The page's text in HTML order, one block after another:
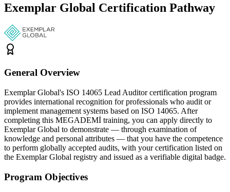
Exemplar Global Certification Pathway
General Overview
Exemplar Global's ISO 14065 Lead Auditor certification program
provides international recognition for professionals who audit or
implement management systems based on ISO 14065. After
completing this MEGADEMİ training, you can apply directly to
Exemplar Global to demonstrate — through examination of
knowledge and personal attributes — that you have the competence
to perform globally accepted audits, with your certification listed on
the Exemplar Global registry and issued as a verifiable digital badge.
Program Objectives